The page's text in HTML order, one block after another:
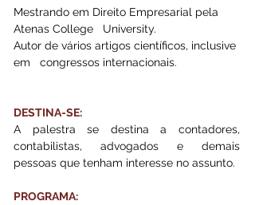
Mestrando em Direito Empresarial pela
Atenas College   University.
Autor de vários artigos científicos, inclusive
em   congressos internacionais.
DESTINA-SE:
A palestra se destina a contadores,
contabilistas, advogados e demais
pessoas que tenham interesse no assunto.
PROGRAMA: